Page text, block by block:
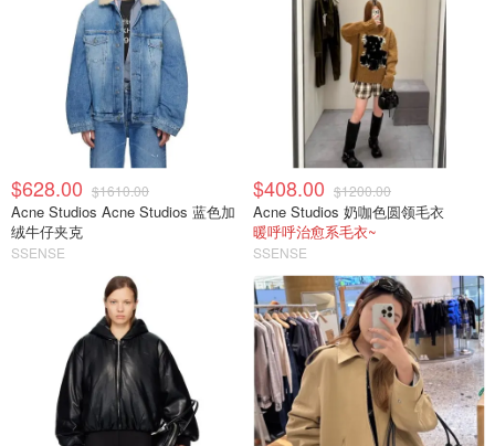
$628.00 $1610.00
Acne Studios Acne Studios 蓝色加
绒牛仔夹克
SSENSE
$408.00 $1200.00
Acne Studios 奶咖色圆领毛衣
暖呼呼治愈系毛衣~
SSENSE